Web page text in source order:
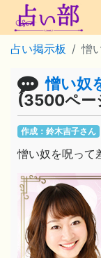
占い掲示板 憎
憎い奴
(3500ペー
作成：鈴木吉子さん
憎い奴を呪って